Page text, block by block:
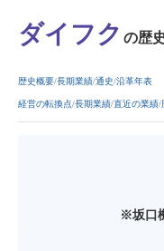
ダイフク の歴史
歴史概要 長期業績 通史 沿革年表
経営の転換点 長期業績 直近の業績
※坂口